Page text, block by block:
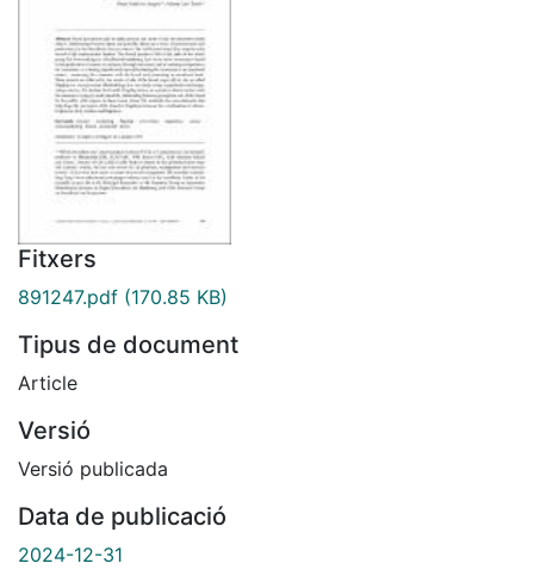
Fitxers
891247.pdf (170.85 KB)
Tipus de document
Article
Versió
Versió publicada
Data de publicació
2024-12-31